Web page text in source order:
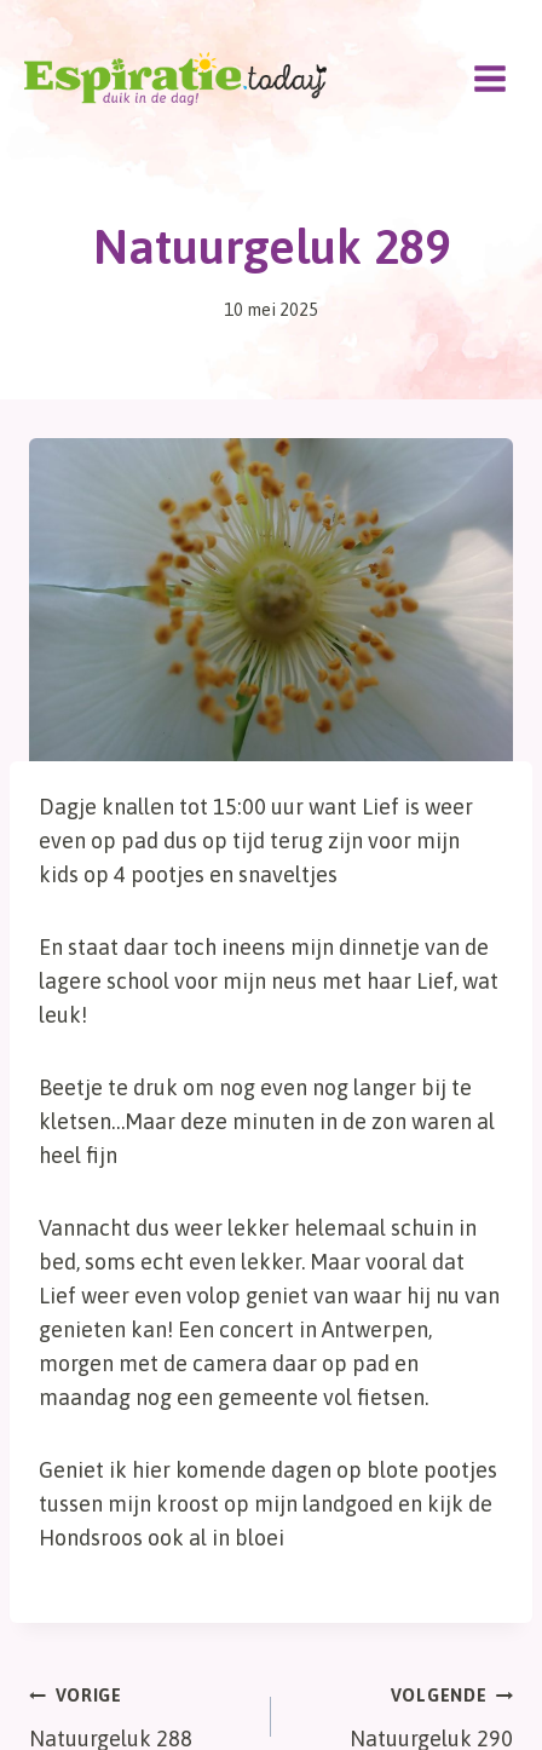
Doorgaan
inhoud
Natuurgeluk 289
10 mei 2025
Dagje knallen tot 15:00 uur want Lief is weer
even op pad dus op tijd terug zijn voor mijn
kids op 4 pootjes en snaveltjes
En staat daar toch ineens mijn dinnetje van de
lagere school voor mijn neus met haar Lief, wat
leuk!
Beetje te druk om nog even nog langer bij te
kletsen…Maar deze minuten in de zon waren al
heel fijn
Vannacht dus weer lekker helemaal schuin in
bed, soms echt even lekker. Maar vooral dat
Lief weer even volop geniet van waar hij nu van
genieten kan! Een concert in Antwerpen,
morgen met de camera daar op pad en
maandag nog een gemeente vol fietsen.
Geniet ik hier komende dagen op blote pootjes
tussen mijn kroost op mijn landgoed en kijk de
Hondsroos ook al in bloei
Bericht
VORIGE
Natuurgeluk 288
VOLGENDE
Natuurgeluk 290